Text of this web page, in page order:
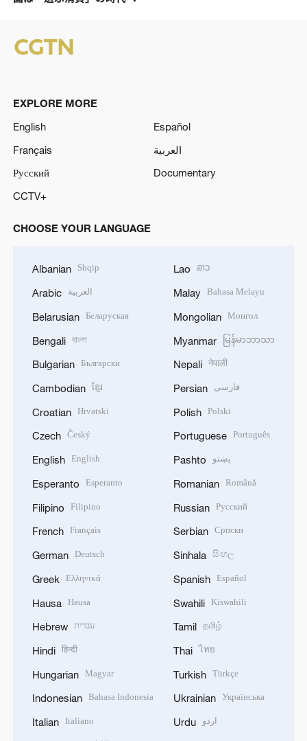
EXPLORE MORE
English
Español
Français
العربية
Русский
Documentary
CCTV+
CHOOSE YOUR LANGUAGE
Albanian Shqip
Arabic العربية
Belarusian Беларуская
Bengali বাংলা
Bulgarian Български
Cambodian ខ្មែរ
Croatian Hrvatski
Czech Český
English English
Esperanto Esperanto
Filipino Filipino
French Français
German Deutsch
Greek Ελληνικά
Hausa Hausa
Hebrew עברית
Hindi हिन्दी
Hungarian Magyar
Indonesian Bahasa Indonesia
Italian Italiano
Lao ລາວ
Malay Bahasa Melayu
Mongolian Монгол
Myanmar မြန်မာဘာသာ
Nepali नेपाली
Persian فارسی
Polish Polski
Portuguese Português
Pashto پښتو
Romanian Română
Russian Русский
Serbian Српски
Sinhala සිංහල
Spanish Español
Swahili Kiswahili
Tamil தமிழ்
Thai ไทย
Turkish Türkçe
Ukrainian Українська
Urdu اردو